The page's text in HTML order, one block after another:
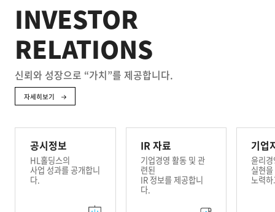
INVESTOR
RELATIONS
신뢰와 성장으로 “가치”를 제공합니다.
자세히보기
공시정보
HL홀딩스의
사업 성과를 공개합니
다.
IR 자료
기업경영 활동 및 관
련된
IR 정보를 제공합니
다.
기업
윤리
실현
노력